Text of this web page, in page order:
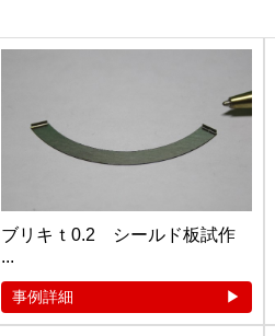
ブリキｔ0.2 シールド板試作
...
事例詳細